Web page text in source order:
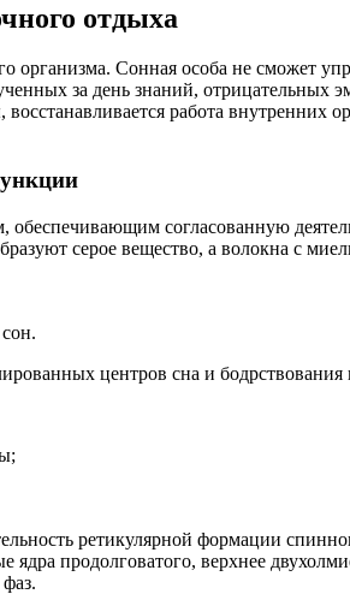
отдыха
организма. Сонная особа не сможет
за день знаний,
работа
согласованную
серое вещество, а волокна с
центров сна и бодрствования
ретикулярной формации
ядра продолговатого, верхнее